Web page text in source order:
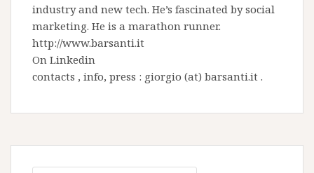
industry and new tech. He’s fascinated by social
marketing. He is a marathon runner.
http://www.barsanti.it
On Linkedin
contacts , info, press : giorgio (at) barsanti.it .